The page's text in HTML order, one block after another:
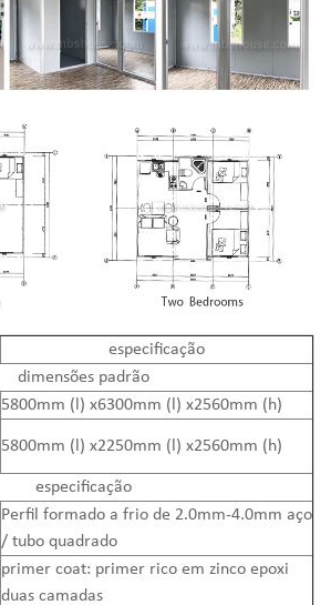
especificação
dimensões padrão
5800mm (l) x6300mm (l) x2560mm (h)
5800mm (l) x2250mm (l) x2560mm (h)
especificação
Perfil formado a frio de 2.0mm-4.0mm aço
/ tubo quadrado
primer coat: primer rico em zinco epoxi
duas camadas